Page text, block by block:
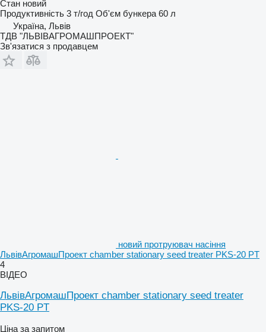
Стан новий
Продуктивність 3 т/год Об'єм бункера 60 л
Україна, Львів
ТДВ "ЛЬВІВАГРОМАШПРОЕКТ"
Зв'язатися з продавцем
новий протруювач насіння
ЛьвівАгромашПроект chamber stationary seed treater PKS-20 PT
4
ВІДЕО
ЛьвівАгромашПроект chamber stationary seed treater
PKS-20 PT
Ціна за запитом